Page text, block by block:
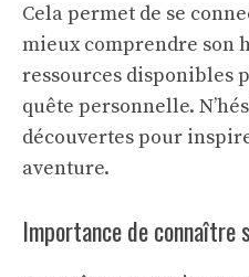
Cela permet de se
mieux comprendre son
ressources disponibles
quête personnelle.
découvertes pour
aventure.
Importance de connaître